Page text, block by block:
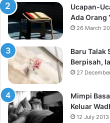
Ucapan-
Ada Orang
26 March
Baru Talak
Berpisah,
27
Mimpi
Keluar
12 July 2013